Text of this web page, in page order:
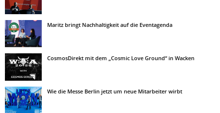
Maritz bringt Nachhaltigkeit auf die Eventagenda
CosmosDirekt mit dem „Cosmic Love Ground“ in Wacken
Wie die Messe Berlin jetzt um neue Mitarbeiter wirbt